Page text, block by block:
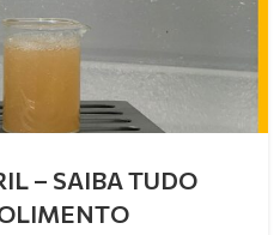
– SAIBA TUDO